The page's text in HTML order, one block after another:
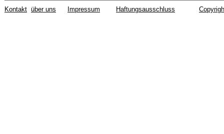
Kontakt über uns Impressum Haftungsausschluss